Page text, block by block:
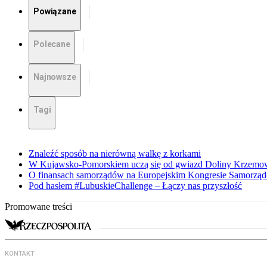
Powiązane
Polecane
Najnowsze
Tagi
Znaleźć sposób na nierówną walkę z korkami
W Kujawsko-Pomorskiem uczą się od gwiazd Doliny
O finansach samorządów na Europejskim Kongresie
Pod hasłem #LubuskieChallenge – Łączy nas przyszłość
Promowane treści
KONTAKT